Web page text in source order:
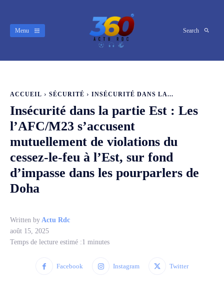
Menu Search
ACCUEIL SÉCURITÉ INSÉCURITÉ DANS LA...
Insécurité dans la partie Est : Les
l’AFC/M23 s’accusent
mutuellement de violations du
cessez-le-feu à l’Est, sur fond
d’impasse dans les pourparlers de
Doha
Written by Actu Rdc
août 15, 2025
Temps de lecture estimé :1 minutes
Facebook Instagram Twitter